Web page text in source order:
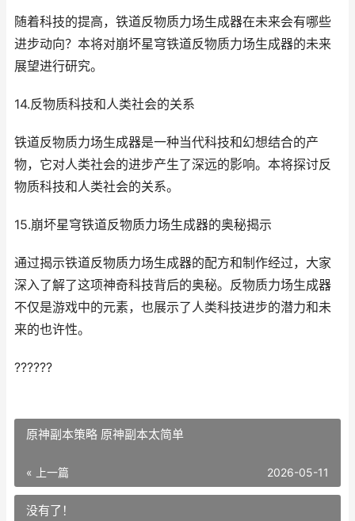
随着科技的提高，铁道反物质力场生成器在未来会有哪些
进步动向？本将对崩坏星穹铁道反物质力场生成器的未来
展望进行研究。
14.反物质科技和人类社会的关系
铁道反物质力场生成器是一种当代科技和幻想结合的产
物，它对人类社会的进步产生了深远的影响。本将探讨反
物质科技和人类社会的关系。
15.崩坏星穹铁道反物质力场生成器的奥秘揭示
通过揭示铁道反物质力场生成器的配方和制作经过，大家
深入了解了这项神奇科技背后的奥秘。反物质力场生成器
不仅是游戏中的元素，也展示了人类科技进步的潜力和未
来的也许性。
??????
原神副本策略 原神副本太简单
« 上一篇 2026-05-11
没有了！